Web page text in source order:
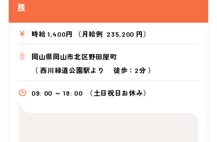
務
時給 1,400円 （月給例 235,200 円）
岡山県岡山市北区野田屋町
（西川緑道公園駅より徒歩：2分 ）
09: 00 ～ 18: 00 （土日祝日お休み）